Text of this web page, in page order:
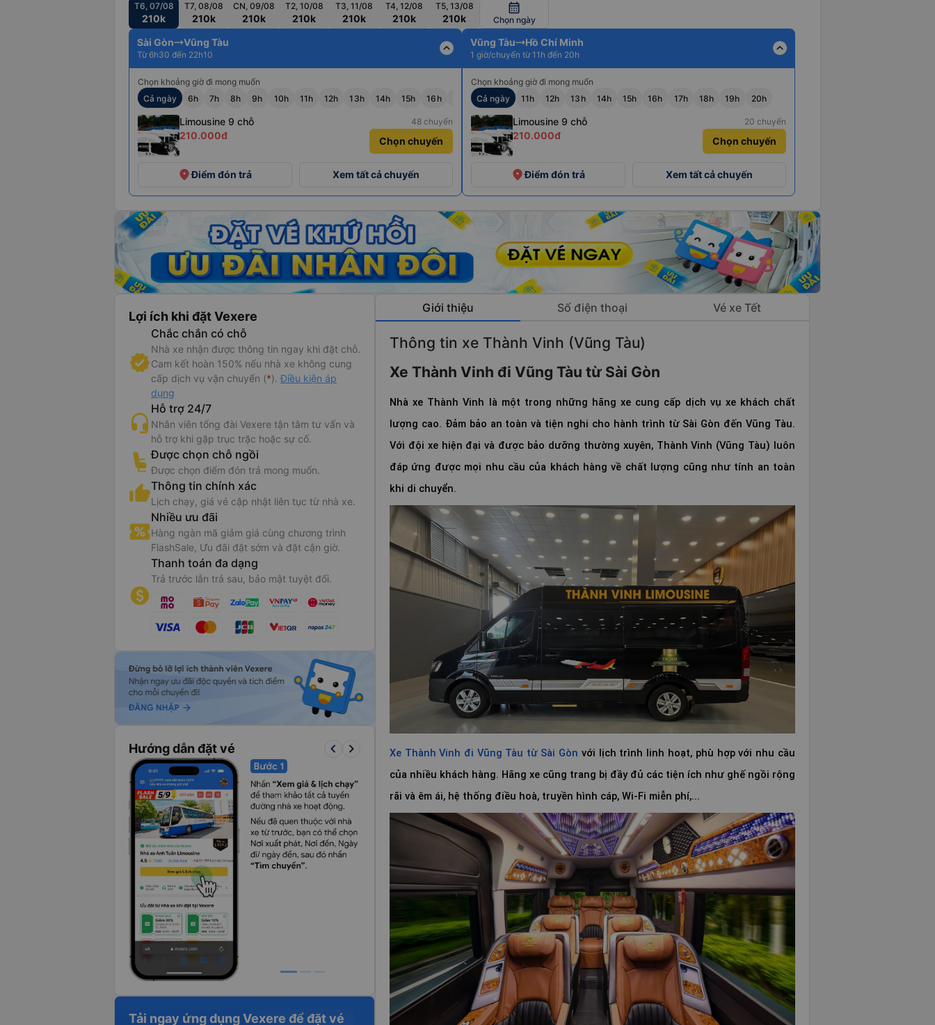
T6, 07/08
210k
T7, 08/08
210k
CN, 09/08
210k
T2, 10/08
210k
T3, 11/08
210k
T4, 12/08
210k
T5, 13/08
210k
calendar_month
Chọn ngày
Sài Gòn Vũng Tàu
Từ 6h30 đến 22h10 expand_less
Chọn khoảng giờ đi mong muốn
Cả ngày
6h 7h 8h 9h 10h 11h 12h 13h 14h 15h 16h 18h 19h 20h 21h 22h
+6
Limousine 9 chỗ 48 chuyến
210.000đ Chọn chuyến
placeĐiểm đón trả Xem tất cả chuyến
Vũng Tàu Hồ Chí Minh
1 giờ/chuyến từ 11h đến 20h expand_less
Chọn khoảng giờ đi mong muốn
Cả ngày
11h 12h 13h 14h 15h 16h 17h 18h 19h 20h
+6
Limousine 9 chỗ 20 chuyến
210.000đ Chọn chuyến
placeĐiểm đón trả Xem tất cả chuyến
Lợi ích khi đặt Vexere
Chắc chắn có chỗ
Nhà xe nhận được thông tin ngay khi đặt chỗ.
Cam kết hoàn 150% nếu nhà xe không cung
cấp dịch vụ vận chuyển (*). Điều kiện áp
dụng
Hỗ trợ 24/7
Nhân viên tổng đài Vexere tận tâm tư vấn và
hỗ trợ khi gặp trục trặc hoặc sự cố.
Được chọn chỗ ngồi
Được chọn điểm đón trả mong muốn.
Thông tin chính xác
Lịch chạy, giá vé cập nhật liên tục từ nhà xe.
Nhiều ưu đãi
Hàng ngàn mã giảm giá cùng chương trình
FlashSale, Ưu đãi đặt sớm và đặt cận giờ.
Thanh toán đa dạng
Trả trước lẫn trả sau, bảo mật tuyệt đối.
Hướng dẫn đặt vé keyboard_arrow_left keyboard_arrow_right
Tải ngay ứng dụng Vexere để đặt vé
Giới thiệu Số điện thoại Vé xe Tết
Thông tin xe Thành Vinh (Vũng Tàu)
Xe Thành Vinh đi Vũng Tàu từ Sài Gòn
Nhà xe Thành Vinh là một trong những hãng xe cung cấp dịch vụ xe khách chất
lượng cao. Đảm bảo an toàn và tiện nghi cho hành trình từ Sài Gòn đến Vũng Tàu.
Với đội xe hiện đại và được bảo dưỡng thường xuyên, Thành Vinh (Vũng Tàu) luôn
đáp ứng được mọi nhu cầu của khách hàng về chất lượng cũng như tính an toàn
khi di chuyển.
Xe Thành Vinh đi Vũng Tàu từ Sài Gòn với lịch trình linh hoạt, phù hợp với nhu cầu
của nhiều khách hàng. Hãng xe cũng trang bị đầy đủ các tiện ích như ghế ngồi rộng
rãi và êm ái, hệ thống điều hoà, truyền hình cáp, Wi-Fi miễn phí,...